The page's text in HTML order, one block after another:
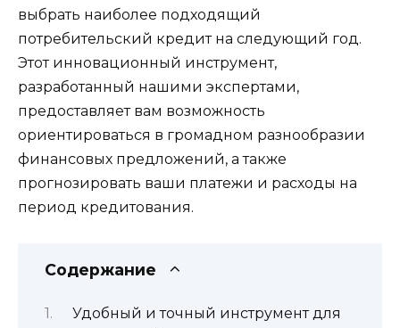
выбрать наиболее подходящий
потребительский кредит на следующий год.
Этот инновационный инструмент,
разработанный нашими экспертами,
предоставляет вам возможность
ориентироваться в громадном разнообразии
финансовых предложений, а также
прогнозировать ваши платежи и расходы на
период кредитования.
Содержание
Удобный и точный инструмент для